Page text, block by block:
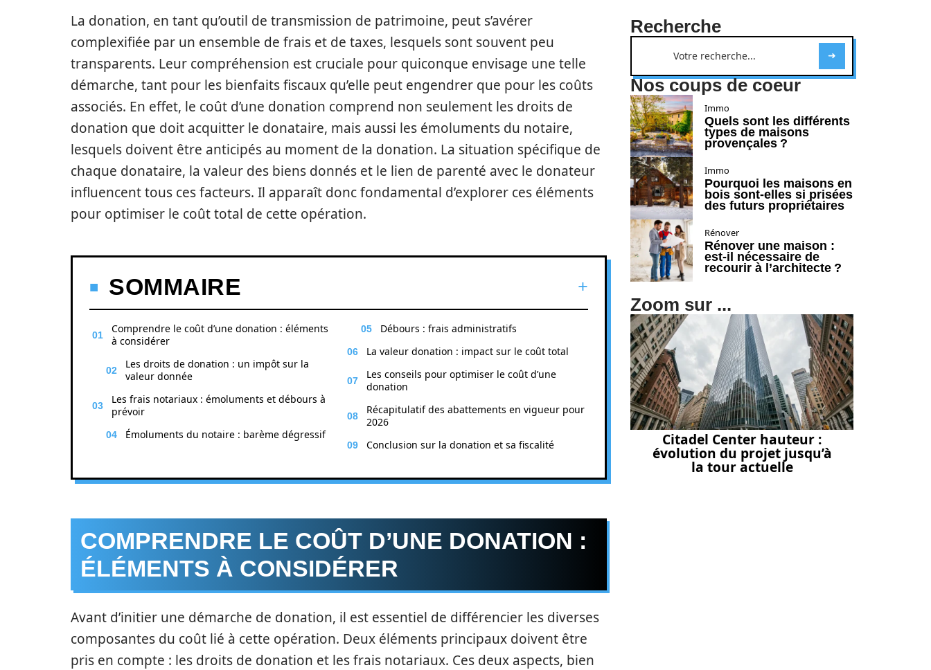
La donation, en tant qu’outil de transmission de patrimoine, peut s’avérer
complexifiée par un ensemble de frais et de taxes, lesquels sont souvent peu
transparents. Leur compréhension est cruciale pour quiconque envisage une telle
démarche, tant pour les bienfaits fiscaux qu’elle peut engendrer que pour les coûts
associés. En effet, le coût d’une donation comprend non seulement les droits de
donation que doit acquitter le donataire, mais aussi les émoluments du notaire,
lesquels doivent être anticipés au moment de la donation. La situation spécifique de
chaque donataire, la valeur des biens donnés et le lien de parenté avec le donateur
influencent tous ces facteurs. Il apparaît donc fondamental d’explorer ces éléments
pour optimiser le coût total de cette opération.
SOMMAIRE
Comprendre le coût d’une donation : éléments
à considérer
Les droits de donation : un impôt sur la
valeur donnée
Les frais notariaux : émoluments et débours à
prévoir
Émoluments du notaire : barème dégressif
Débours : frais administratifs
La valeur donation : impact sur le coût total
Les conseils pour optimiser le coût d’une
donation
Récapitulatif des abattements en vigueur pour
2026
Conclusion sur la donation et sa fiscalité
COMPRENDRE LE COÛT D’UNE DONATION :
ÉLÉMENTS À CONSIDÉRER
Avant d’initier une démarche de donation, il est essentiel de différencier les diverses
composantes du coût lié à cette opération. Deux éléments principaux doivent être
pris en compte : les droits de donation et les frais notariaux. Ces deux aspects, bien
Recherche
Nos coups de coeur
Immo
Quels sont les différents
types de maisons
provençales ?
Immo
Pourquoi les maisons en
bois sont-elles si prisées
des futurs propriétaires
Rénover
Rénover une maison :
est-il nécessaire de
recourir à l’architecte ?
Zoom sur ...
Citadel Center hauteur :
évolution du projet jusqu’à
la tour actuelle